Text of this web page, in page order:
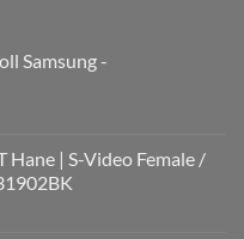
Samsung -
Hane | S-Video Female /